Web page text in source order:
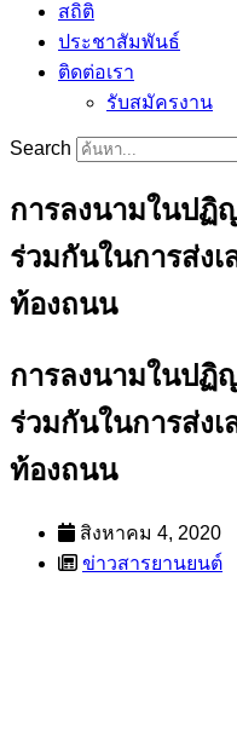
สถิติ
ประชาสัมพันธ์
ติดต่อเรา
รับสมัครงาน
Search
การลงนามในปฏิ
ร่วมกันในการส่ง
ท้องถนน
การลงนามในปฏิ
ร่วมกันในการส่ง
ท้องถนน
สิงหาคม 4, 2020
ข่าวสารยานยนต์